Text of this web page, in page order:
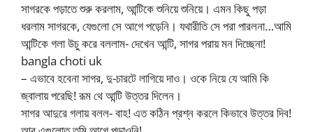
সাগরকে পড়াতে শুরু করলাম, আন্টিকে শুনিয়ে শুনিয়ে। এমন কিছু পড়া
ধরলাম সাগরকে, যেগুলো সে আগে পড়েনি। যথারীতি সে পরা পারলনা…আমি
আন্টিকে গলা উচু করে বললাম- দেখেন আন্টি, সাগর পরায় মন দিচ্ছেনা!
bangla choti uk
– এভাবে হবেনা সাগর, দু-চারটে লাগিয়ে দাও। ওকে নিয়ে যে আমি কি
জ্বালায় পরেছি! রূম থে আন্টি উত্তর দিলেন।
সাগর আদুরে গলায় বলল- বাহ! এত কঠিন প্রশ্ন করলে কিভাবে উত্তর দিব!